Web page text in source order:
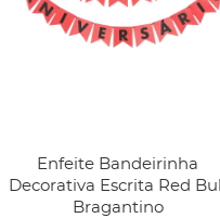
Enfeite Bandeirinha
Decorativa Escrita Red Bull
Bragantino